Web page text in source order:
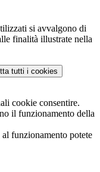
si avvalgono di
finalità illustrate nella
tutti i cookies
cookie consentire.
il funzionamento della
funzionamento potete